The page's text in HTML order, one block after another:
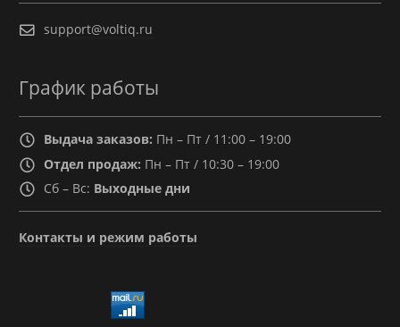
support@voltiq.ru
График работы
Выдача заказов: Пн – Пт / 11:00 – 19:00
Отдел продаж: Пн – Пт / 10:30 – 19:00
Сб – Вс: Выходные дни
Контакты и режим работы